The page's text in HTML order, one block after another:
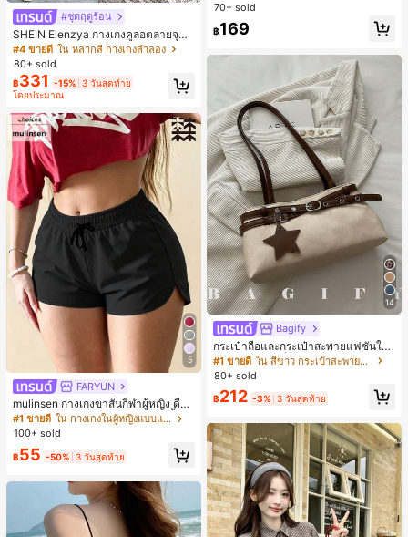
#ชุดฤดูร้อน
SHEIN Elenzya กางเกงคูลอตลายจุดเ
อวสูงแบบใหม่สำหรับฤดูใบไม้ผลิ/ฤดูร้อ
น, สไตล์หรูหราเหมาะสำหรับใส่ในชีวิต
ประจำวันและทำงาน, ให้ความรู้สึกวินเ
ทจสำหรับฤดูรับปริญญา, เทศกาลดนตร
ี, การแข่งม้าดาร์บี้, วันประกาศอิสรภาพ
#4 ขายดี ใน หลากสี กางเกงลำลอง
80+ sold
฿331 -15% 3 วันสุดท้าย
โดยประมาณ
5
FARYUN
mulinsen กางเกงขาสั้นกีฬาผู้หญิง ดีไซ
น์ปลายเปิด เอวยืดหยุ่น กางเกงขาสั้น
ลำลองกีฬาฤดูร้อน ความยาว 3/4
#1 ขายดี
ใน กางเกงในผู้หญิงแบบแอคทีฟ
100+ sold
฿55 -50% 3 วันสุดท้าย
70+ sold
฿169
14
Bagify
กระเป๋าถือและกระเป๋าสะพายแฟชั่นให
ม่ ตกแต่งด้วยเข็มขัด เหมาะสำหรับงาน
ปาร์ตี้ การรวมตัว การออกไปข้างนอก ก
ารท่องเที่ยว การช้อปปิ้ง และการใช้งาน
ประจำวัน สามารถเก็บเหรียญ โทรศัพท์
เหมาะสำหรับกระเป๋าทำงานของพนักง
านออฟฟิศ นักศึกษามหาวิทยาลัย และ
พนักงานออฟฟิศ กระเป๋าผู้หญิงที่หรูหรา
#1 ขายดี
ใน สีขาว กระเป๋าสะพายผู้หญิง
80+ sold
฿212 -3% 3 วันสุดท้าย